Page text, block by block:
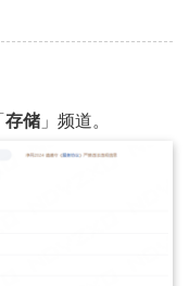
存储 」频道。